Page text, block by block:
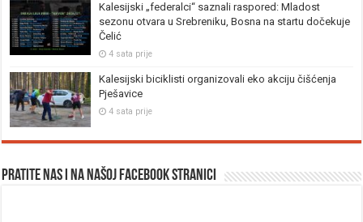
Kalesijski „federalci“ saznali raspored: Mladost
sezonu otvara u Srebreniku, Bosna na startu dočekuje
Čelić
4 sata prije
Kalesijski biciklisti organizovali eko akciju čišćenja
Pješavice
4 sata prije
Pratite nas i na našoj facebook stranici